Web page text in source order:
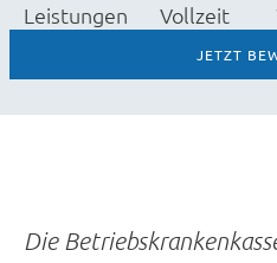
Leistungen Vollzeit
JETZT
Die